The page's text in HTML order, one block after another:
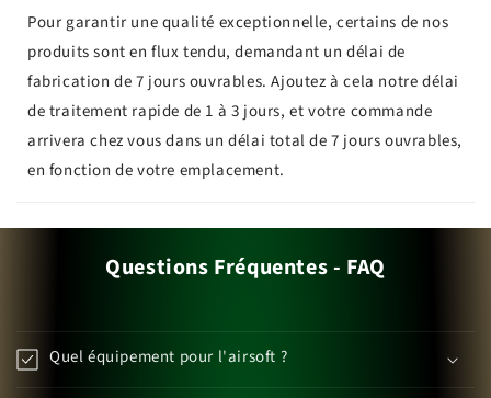
Pour garantir une qualité exceptionnelle, certains de nos
produits sont en flux tendu, demandant un délai de
fabrication de 7 jours ouvrables. Ajoutez à cela notre délai
de traitement rapide de 1 à 3 jours, et votre commande
arrivera chez vous dans un délai total de 7 jours ouvrables,
en fonction de votre emplacement.
Questions Fréquentes - FAQ
Quel équipement pour l'airsoft ?